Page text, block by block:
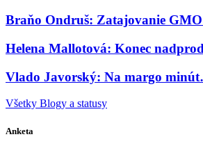
Braňo Ondruš: Zatajovanie
Helena Mallotová: Konec
Vlado Javorský: Na margo
Všetky Blogy a statusy
Anketa